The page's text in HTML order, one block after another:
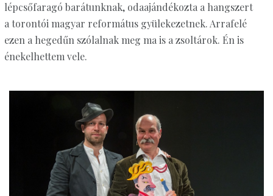
lépcsőfaragó barátunknak, odaajándékozta a hangszert
a torontói magyar református gyülekezetnek. Arrafelé
ezen a hegedűn szólalnak meg ma is a zsoltárok. Én is
énekelhettem vele.